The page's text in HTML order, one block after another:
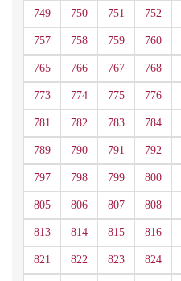
749 750 751 752
757 758 759 760
765 766 767 768
773 774 775 776
781 782 783 784
789 790 791 792
797 798 799 800
805 806 807 808
813 814 815 816
821 822 823 824